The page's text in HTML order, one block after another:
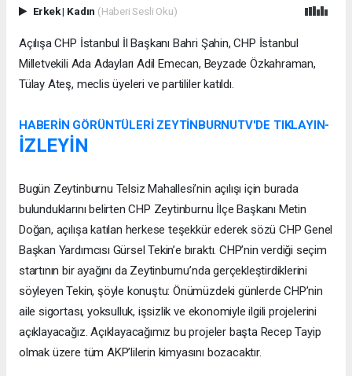
Erkek| Kadın (Haberi Sesli Oku)
Açılışa CHP İstanbul İl Başkanı Bahri Şahin, CHP İstanbul
Milletvekili Ada Adayları Adil Emecan, Beyzade Özkahraman,
Tülay Ateş, meclis üyeleri ve partililer katıldı.
HABERİN GÖRÜNTÜLERİ ZEYTİNBURNUTV'DE TIKLAYIN-
İZLEYİN
Bugün Zeytinburnu Telsiz Mahallesi’nin açılışı için burada
bulunduklarını belirten CHP Zeytinburnu İlçe Başkanı Metin
Doğan, açılışa katılan herkese teşekkür ederek sözü CHP Genel
Başkan Yardımcısı Gürsel Tekin’e bıraktı. CHP’nin verdiği seçim
startının bir ayağını da Zeytinburnu’nda gerçekleştirdiklerini
söyleyen Tekin, şöyle konuştu: Önümüzdeki günlerde CHP’nin
aile sigortası, yoksulluk, işsizlik ve ekonomiyle ilgili projelerini
açıklayacağız. Açıklayacağımız bu projeler başta Recep Tayip
olmak üzere tüm AKP’lilerin kimyasını bozacaktır.